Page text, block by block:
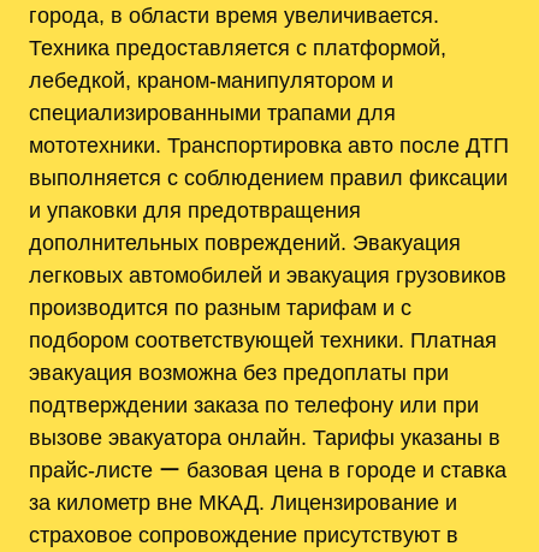
города, в области время увеличивается.
Техника предоставляется с платформой,
лебедкой, краном-манипулятором и
специализированными трапами для
мототехники. Транспортировка авто после ДТП
выполняется с соблюдением правил фиксации
и упаковки для предотвращения
дополнительных повреждений. Эвакуация
легковых автомобилей и эвакуация грузовиков
производится по разным тарифам и с
подбором соответствующей техники. Платная
эвакуация возможна без предоплаты при
подтверждении заказа по телефону или при
вызове эвакуатора онлайн. Тарифы указаны в
прайс-листе ー базовая цена в городе и ставка
за километр вне МКАД. Лицензирование и
страховое сопровождение присутствуют в